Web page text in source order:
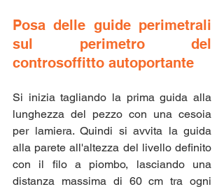
Posa delle guide perimetrali
sul perimetro del
controsoffitto autoportante
Si inizia tagliando la prima guida alla
lunghezza del pezzo con una cesoia
per lamiera. Quindi si avvita la guida
alla parete all'altezza del livello definito
con il filo a piombo, lasciando una
distanza massima di 60 cm tra ogni